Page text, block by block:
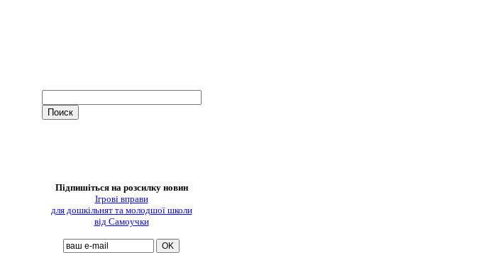
Підпишіться на розсилку новин
Ігрові вправи
для дошкільнят та молодшої школи
від Самоучки